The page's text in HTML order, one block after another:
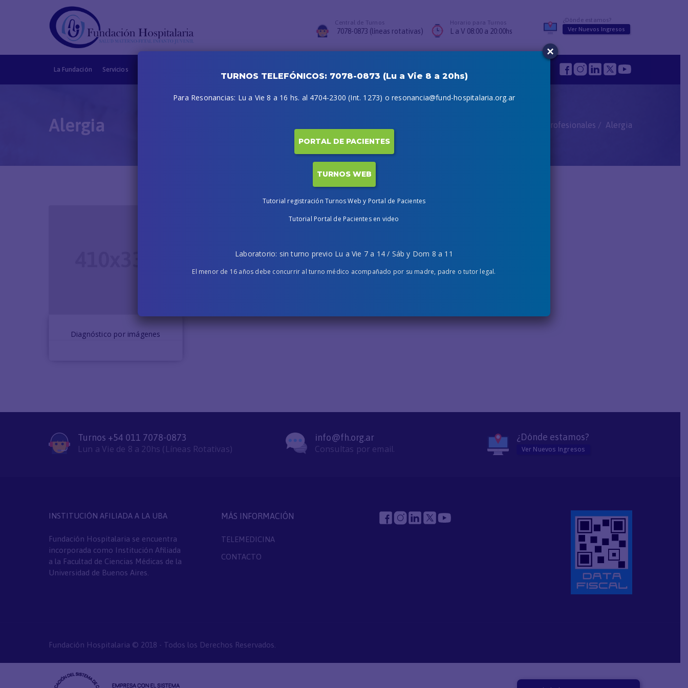
Central de Turnos
7078-0873 (líneas rotativas)
Horario para Turnos
L a V 08:00 a 20:00hs
¿Dónde estamos?
Ver Nuevos Ingresos
La Fundación Servicios
Alergia Profesionales Alergia
Diagnóstico por imágenes
Turnos +54 011 7078-0873
Lun a Vie de 8 a 20hs (Líneas Rotativas)
info@fh.org.ar
Consultas por email.
¿Dónde estamos?
Ver Nuevos Ingresos
INSTITUCIÓN AFILIADA A LA UBA
Fundación Hospitalaria se encuentra
incorporada como Institución Afiliada
a la Facultad de Ciencias Médicas de la
Universidad de Buenos Aires.
MÁS INFORMACIÓN
TELEMEDICINA
CONTACTO
Fundación Hospitalaria © 2018 - Todos los Derechos Reservados.
TURNOS TELEFÓNICOS: 7078-0873 (Lu a Vie 8 a 20hs)
Para Resonancias: Lu a Vie 8 a 16 hs. al 4704-2300 (Int. 1273) o resonancia@fund-hospitalaria.org.ar
PORTAL DE PACIENTES
TURNOS WEB
Tutorial registración Turnos Web y Portal de Pacientes
Tutorial Portal de Pacientes en video
Laboratorio: sin turno previo Lu a Vie 7 a 14 / Sáb y Dom 8 a 11
El menor de 16 años debe concurrir al turno médico acompañado por su madre, padre o tutor legal.
×